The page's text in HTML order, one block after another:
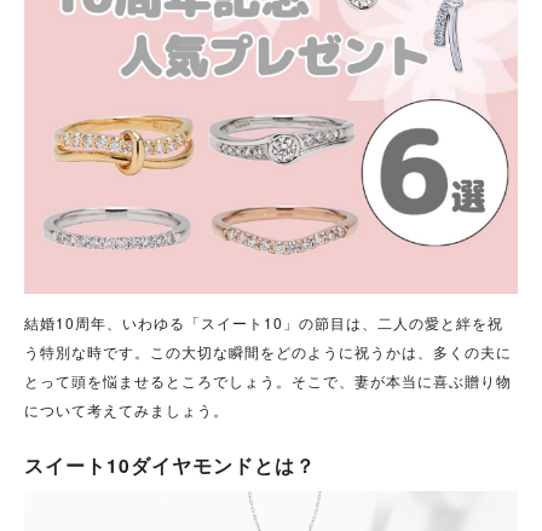
結婚10周年、いわゆる「スイート10」の節目は、二人の愛と絆を祝
う特別な時です。この大切な瞬間をどのように祝うかは、多くの夫に
とって頭を悩ませるところでしょう。そこで、妻が本当に喜ぶ贈り物
について考えてみましょう。
スイート10ダイヤモンドとは？